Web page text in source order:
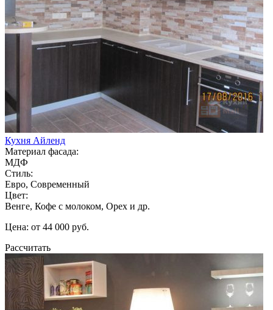
Кухня Айленд
Материал фасада:
МДФ
Стиль:
Евро, Современный
Цвет:
Венге, Кофе с молоком, Орех и др.
Цена: от 44 000 руб.
Рассчитать